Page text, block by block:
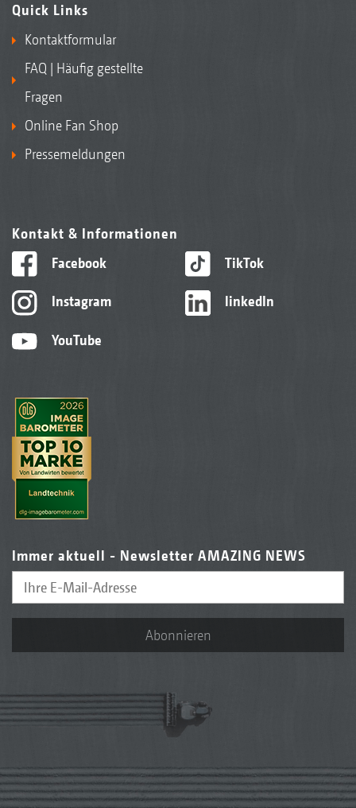
Quick Links
Kontaktformular
FAQ | Häufig gestellte
Fragen
Online Fan Shop
Pressemeldungen
Kontakt & Informationen
Facebook
Instagram
YouTube
TikTok
linkedIn
Immer aktuell - Newsletter AMAZING NEWS
Abonnieren